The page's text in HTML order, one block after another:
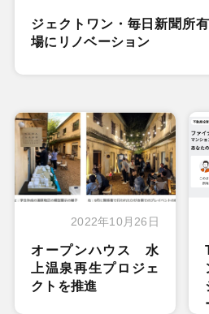
ジェクトワン・毎日新聞所
場にリノベーション
2022年10月26日
オープンハウス 水
上温泉再生プロジェ
クトを推進